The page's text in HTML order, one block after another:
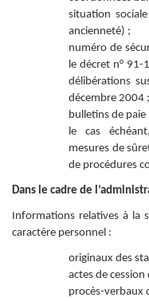
situation
ancienneté) ;
numéro de
le décret n°
délibérations
décembre 2004 ;
bulletins de paie
le cas
mesures de
de procédures
Dans le cadre de
Informations relatives à la
caractère personnel :
originaux des
actes de cession
procès-verbaux